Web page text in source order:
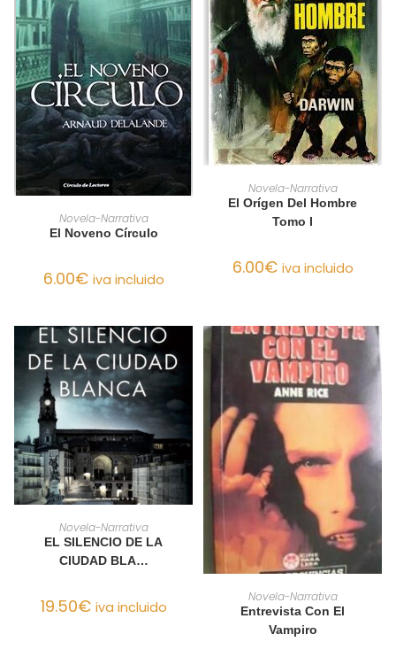
AÑADIR AL CARRITO
Novela-Narrativa
El Noveno Círculo
6.00€ iva incluido
AÑADIR AL CARRITO
Novela-Narrativa
El Orígen Del Hombre
Tomo I
6.00€ iva incluido
AÑADIR AL CARRITO
Novela-Narrativa
EL SILENCIO DE LA
CIUDAD BLA…
19.50€ iva incluido
AÑADIR AL CARRITO
Novela-Narrativa
Entrevista Con El
Vampiro